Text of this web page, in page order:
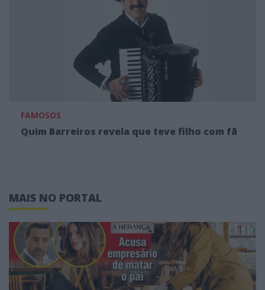
FAMOSOS
Quim Barreiros revela que teve filho com fã
MAIS NO PORTAL